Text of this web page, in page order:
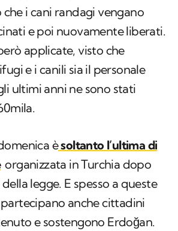
i cani randagi vengano
e poi nuovamente liberati.
applicate, visto che
e i canili sia il personale
ultimi anni ne sono stati
èsoltanto l’ultima di
organizzata in Turchia dopo
legge. E spesso a queste
anche cittadini
e sostengono Erdoğan.